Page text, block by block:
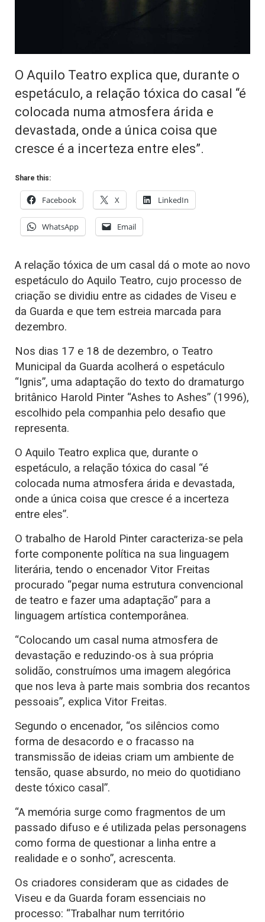
O Aquilo Teatro explica que, durante o
espetáculo, a relação tóxica do casal “é
colocada numa atmosfera árida e
devastada, onde a única coisa que
cresce é a incerteza entre eles”.
Share this:
Facebook X LinkedIn
WhatsApp Email
A relação tóxica de um casal dá o mote ao novo
espetáculo do Aquilo Teatro, cujo processo de
criação se dividiu entre as cidades de Viseu e
da Guarda e que tem estreia marcada para
dezembro.
Nos dias 17 e 18 de dezembro, o Teatro
Municipal da Guarda acolherá o espetáculo
“Ignis”, uma adaptação do texto do dramaturgo
britânico Harold Pinter “Ashes to Ashes” (1996),
escolhido pela companhia pelo desafio que
representa.
O Aquilo Teatro explica que, durante o
espetáculo, a relação tóxica do casal “é
colocada numa atmosfera árida e devastada,
onde a única coisa que cresce é a incerteza
entre eles”.
O trabalho de Harold Pinter caracteriza-se pela
forte componente política na sua linguagem
literária, tendo o encenador Vitor Freitas
procurado “pegar numa estrutura convencional
de teatro e fazer uma adaptação” para a
linguagem artística contemporânea.
“Colocando um casal numa atmosfera de
devastação e reduzindo-os à sua própria
solidão, construímos uma imagem alegórica
que nos leva à parte mais sombria dos recantos
pessoais”, explica Vitor Freitas.
Segundo o encenador, “os silêncios como
forma de desacordo e o fracasso na
transmissão de ideias criam um ambiente de
tensão, quase absurdo, no meio do quotidiano
deste tóxico casal”.
“A memória surge como fragmentos de um
passado difuso e é utilizada pelas personagens
como forma de questionar a linha entre a
realidade e o sonho”, acrescenta.
Os criadores consideram que as cidades de
Viseu e da Guarda foram essenciais no
processo: “Trabalhar num território